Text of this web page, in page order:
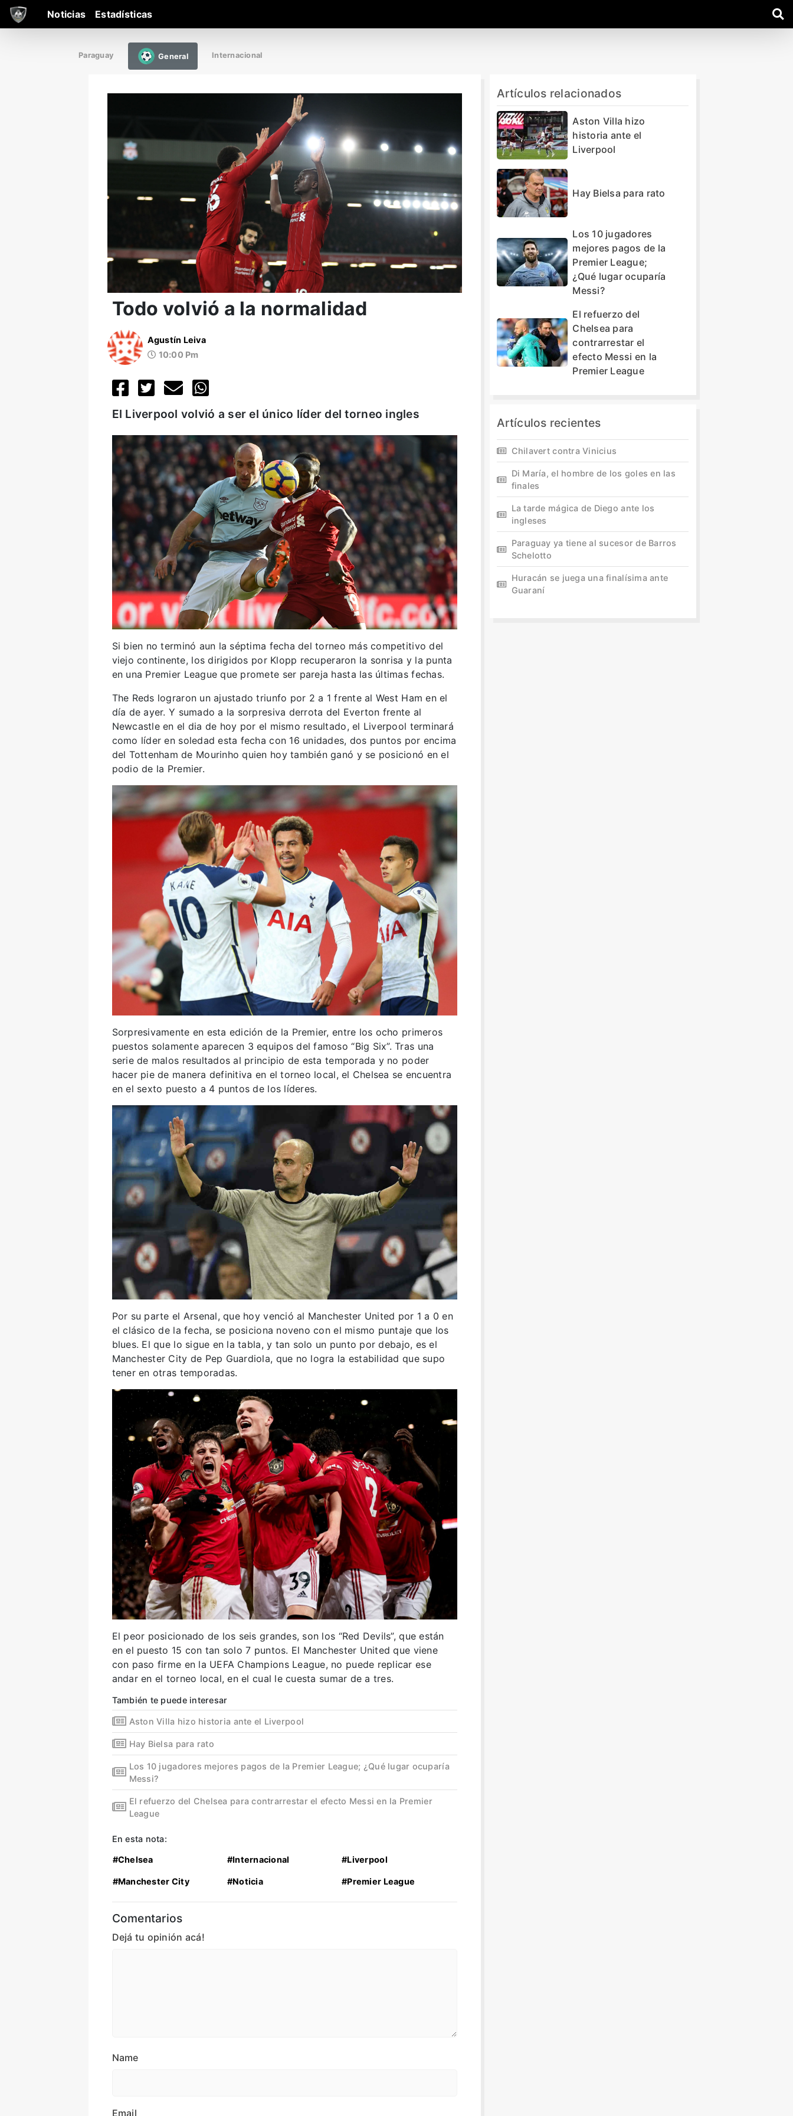
Noticias Estadísticas
Paraguay General Internacional
Todo volvió a la normalidad
Agustín Leiva
10:00 Pm
El Liverpool volvió a ser el único líder del torneo ingles
Si bien no terminó aun la séptima fecha del torneo más competitivo del
viejo continente, los dirigidos por Klopp recuperaron la sonrisa y la punta
en una Premier League que promete ser pareja hasta las últimas fechas.
The Reds lograron un ajustado triunfo por 2 a 1 frente al West Ham en el
día de ayer. Y sumado a la sorpresiva derrota del Everton frente al
Newcastle en el dia de hoy por el mismo resultado, el Liverpool terminará
como líder en soledad esta fecha con 16 unidades, dos puntos por encima
del Tottenham de Mourinho quien hoy también ganó y se posicionó en el
podio de la Premier.
Sorpresivamente en esta edición de la Premier, entre los ocho primeros
puestos solamente aparecen 3 equipos del famoso “Big Six”. Tras una
serie de malos resultados al principio de esta temporada y no poder
hacer pie de manera definitiva en el torneo local, el Chelsea se encuentra
en el sexto puesto a 4 puntos de los líderes.
Por su parte el Arsenal, que hoy venció al Manchester United por 1 a 0 en
el clásico de la fecha, se posiciona noveno con el mismo puntaje que los
blues. El que lo sigue en la tabla, y tan solo un punto por debajo, es el
Manchester City de Pep Guardiola, que no logra la estabilidad que supo
tener en otras temporadas.
El peor posicionado de los seis grandes, son los “Red Devils”, que están
en el puesto 15 con tan solo 7 puntos. El Manchester United que viene
con paso firme en la UEFA Champions League, no puede replicar ese
andar en el torneo local, en el cual le cuesta sumar de a tres.
También te puede interesar
Aston Villa hizo historia ante el Liverpool
Hay Bielsa para rato
Los 10 jugadores mejores pagos de la Premier League; ¿Qué lugar ocuparía
Messi?
El refuerzo del Chelsea para contrarrestar el efecto Messi en la Premier
League
En esta nota:
#Chelsea #Internacional #Liverpool
#Manchester City #Noticia #Premier League
Comentarios
Dejá tu opinión acá!
Name
Email
Artículos relacionados
Aston Villa hizo
historia ante el
Liverpool
Hay Bielsa para rato
Los 10 jugadores
mejores pagos de la
Premier League;
¿Qué lugar ocuparía
Messi?
El refuerzo del
Chelsea para
contrarrestar el
efecto Messi en la
Premier League
Artículos recientes
Chilavert contra Vinicius
Di María, el hombre de los goles en las
finales
La tarde mágica de Diego ante los
ingleses
Paraguay ya tiene al sucesor de Barros
Schelotto
Huracán se juega una finalísima ante
Guaraní